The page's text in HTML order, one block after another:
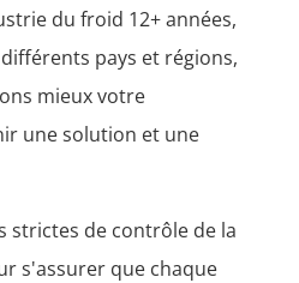
du froid 12+ années,
pays et régions,
mieux votre
une solution et une
strictes de contrôle de la
s'assurer que chaque